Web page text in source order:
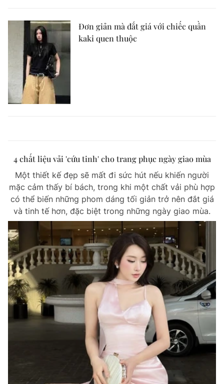
Đơn giản mà đắt giá với chiếc quần
kaki quen thuộc
4 chất liệu vải 'cứu tinh' cho trang phục ngày giao mùa
Một thiết kế đẹp sẽ mất đi sức hút nếu khiến người
mặc cảm thấy bí bách, trong khi một chất vải phù hợp
có thể biến những phom dáng tối giản trở nên đắt giá
và tinh tế hơn, đặc biệt trong những ngày giao mùa.